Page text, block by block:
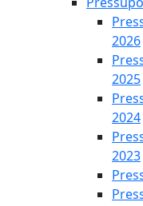
2026
2025
2024
2023